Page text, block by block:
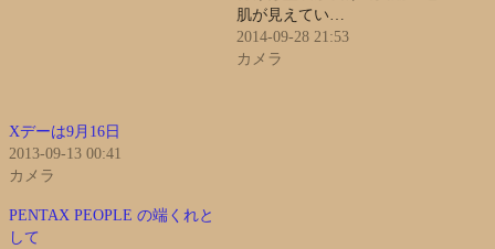
Xデーは9月16日
2013-09-13 00:41
カメラ
肌が見えてい…
2014-09-28 21:53
カメラ
PENTAX PEOPLE の端くれと
して